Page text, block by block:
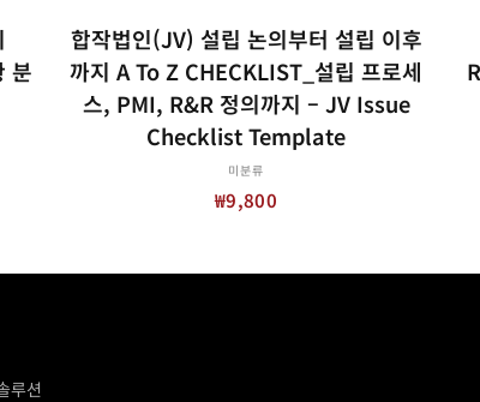
분
합작법인(JV) 설립 논의부터 설립 이후
까지 A To Z CHECKLIST_설립 프로세
스, PMI, R&R 정의까지 – JV Issue
Checklist Template
미분류
₩9,800
루션